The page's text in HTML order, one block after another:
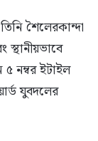
শৈলেরকান্দা
স্থানীয়ভাবে
৫ নম্বর ইটাইল
যুবদলের